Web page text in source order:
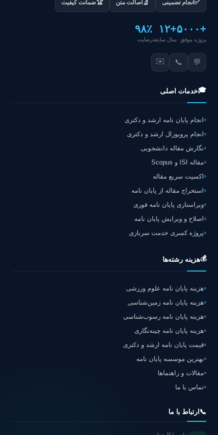
✅انجام تضمینی 🔬اصالت متن ضمانت کیفیت
+۵۰۰۰
پروژه موفق
+۱۲
سال سابقه
۹۸٪
رضایت
💬
📞
✉️
🎓خدمات اصلی
انجام پایان نامه ارشد و دکتری
انجام پروپوزال ارشد و دکتری
نگارش مقاله دانشجویی
مقاله ISI و Scopus
اکسپت سریع مقاله
استخراج مقاله از پایان نامه
ویراستاری پایان نامه فوری
اصلاح و ویرایش پایان نامه
پروژه کسری خدمت سربازی
💰هزینه رشته‌ها
هزینه پایان نامه علوم ورزشی
هزینه پایان نامه زمین‌شناسی
هزینه پایان نامه رسوب‌شناسی
هزینه پایان نامه چینه‌نگاری
قیمت پایان نامه ارشد و دکتری
بهترین موسسه پایان نامه
مقالات و راهنماها
تماس با ما
📞 ارتباط با ما